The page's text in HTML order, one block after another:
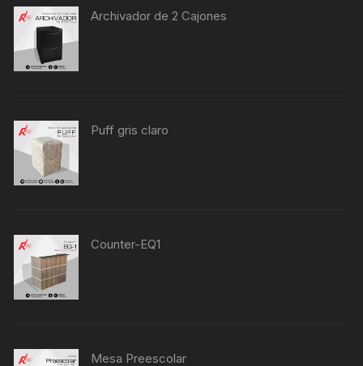
Archivador de 2 Cajones
Puff gris claro
Counter-EQ1
Mesa Preescolar